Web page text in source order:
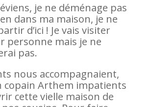
je ne déménage pas
dans ma maison, je ne
d’ici ! Je vais visiter
personne mais je ne
pas.
nous accompagnaient,
copain Arthem impatients
cette vielle maison de